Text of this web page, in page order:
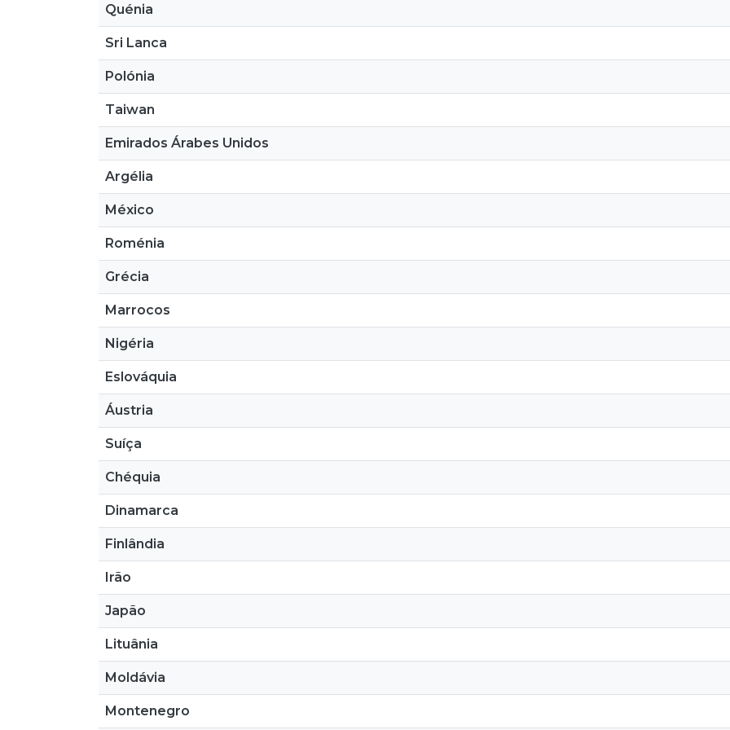
Quénia
Sri Lanca
Polónia
Taiwan
Emirados Árabes Unidos
Argélia
México
Roménia
Grécia
Marrocos
Nigéria
Eslováquia
Áustria
Suíça
Chéquia
Dinamarca
Finlândia
Irão
Japão
Lituânia
Moldávia
Montenegro